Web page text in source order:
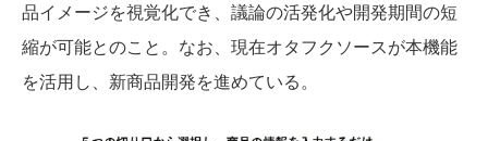
品イメージを視覚化でき、議論の活発化や開発期間の短
縮が可能とのこと。なお、現在オタフクソースが本機能
を活用し、新商品開発を進めている。